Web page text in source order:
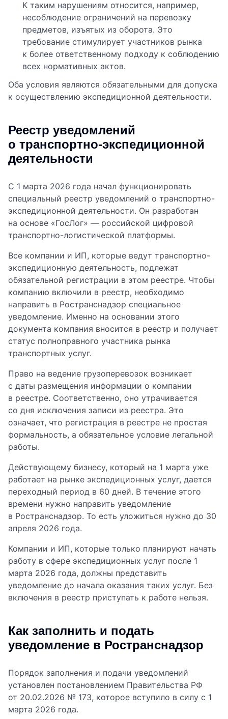
К таким нарушениям относится, например,
несоблюдение ограничений на перевозку
предметов, изъятых из оборота. Это
требование стимулирует участников рынка
к более ответственному подходу к соблюдению
всех нормативных актов.
Оба условия являются обязательными для допуска
к осуществлению экспедиционной деятельности.
Реестр уведомлений
о транспортно-экспедиционной
деятельности
С 1 марта 2026 года начал функционировать
специальный реестр уведомлений о транспортно-
экспедиционной деятельности. Он разработан
на основе «ГосЛог» — российской цифровой
транспортно-логистической платформы.
Все компании и ИП, которые ведут транспортно-
экспедиционную деятельность, подлежат
обязательной регистрации в этом реестре. Чтобы
компанию включили в реестр, необходимо
направить в Ространснадзор специальное
уведомление. Именно на основании этого
документа компания вносится в реестр и получает
статус полноправного участника рынка
транспортных услуг.
Право на ведение грузоперевозок возникает
с даты размещения информации о компании
в реестре. Соответственно, оно утрачивается
со дня исключения записи из реестра. Это
означает, что регистрация в реестре не простая
формальность, а обязательное условие легальной
работы.
Действующему бизнесу, который на 1 марта уже
работает на рынке экспедиционных услуг, дается
переходный период в 60 дней. В течение этого
времени нужно направить уведомление
в Ространснадзор. То есть уложиться нужно до 30
апреля 2026 года.
Компании и ИП, которые только планируют начать
работу в сфере экспедиционных услуг после 1
марта 2026 года, должны представить
уведомление до начала оказания таких услуг. Без
включения в реестр приступать к работе нельзя.
Как заполнить и подать
уведомление в Ространснадзор
Порядок заполнения и подачи уведомлений
установлен постановлением Правительства РФ
от 20.02.2026 № 173, которое вступило в силу с 1
марта 2026 года.